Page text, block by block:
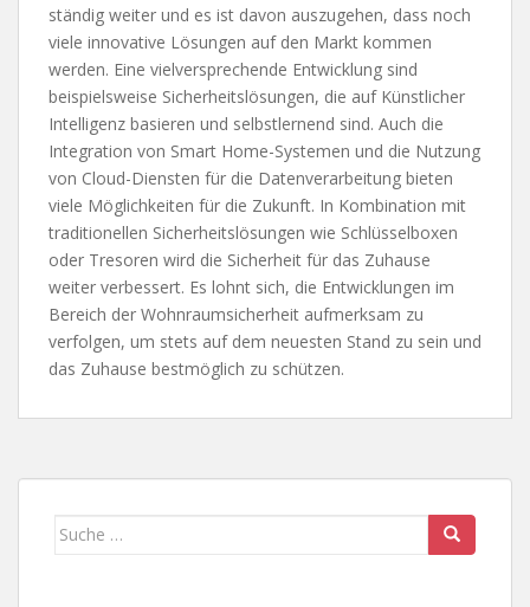
ständig weiter und es ist davon auszugehen, dass noch
viele innovative Lösungen auf den Markt kommen
werden. Eine vielversprechende Entwicklung sind
beispielsweise Sicherheitslösungen, die auf Künstlicher
Intelligenz basieren und selbstlernend sind. Auch die
Integration von Smart Home-Systemen und die Nutzung
von Cloud-Diensten für die Datenverarbeitung bieten
viele Möglichkeiten für die Zukunft. In Kombination mit
traditionellen Sicherheitslösungen wie Schlüsselboxen
oder Tresoren wird die Sicherheit für das Zuhause
weiter verbessert. Es lohnt sich, die Entwicklungen im
Bereich der Wohnraumsicherheit aufmerksam zu
verfolgen, um stets auf dem neuesten Stand zu sein und
das Zuhause bestmöglich zu schützen.
Suche